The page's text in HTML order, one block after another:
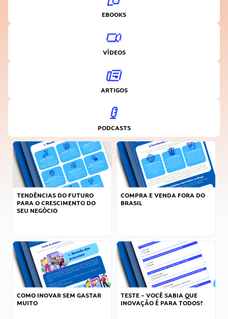
EBOOKS
VÍDEOS
ARTIGOS
PODCASTS
TENDÊNCIAS DO FUTURO
PARA O CRESCIMENTO DO
SEU NEGÓCIO
COMPRA E VENDA FORA DO
BRASIL
COMO INOVAR SEM GASTAR
MUITO
TESTE – VOCÊ SABIA QUE
INOVAÇÃO É PARA TODOS?